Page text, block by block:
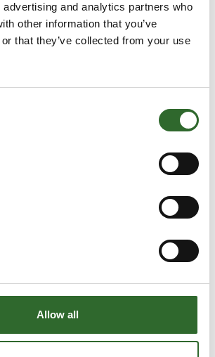
and analytics partners who
other information that you’ve
that they’ve collected from your use
Allow all
perf. m
mm
Emballage A/S